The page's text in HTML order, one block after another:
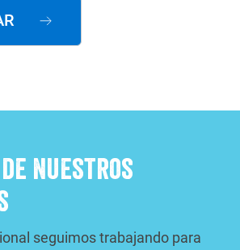
nuestros
seguimos trabajando para